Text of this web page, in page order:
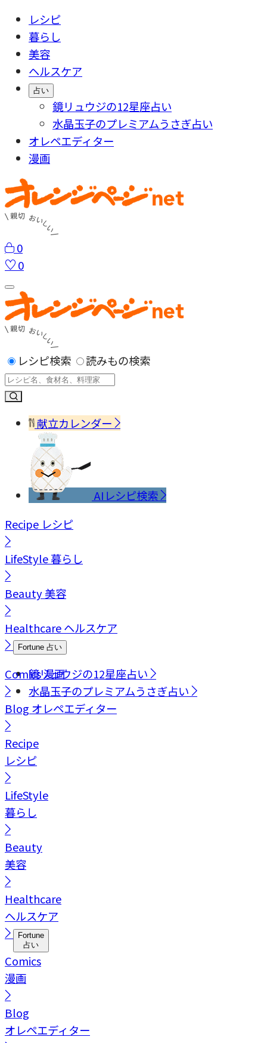
レシピ
暮らし
美容
ヘルスケア
占い
鏡リュウジの12星座占い
水晶玉子のプレミアムうさぎ占い
オレペエディター
漫画
0
0
レシピ検索 読みもの検索
献立カレンダー
AIレシピ検索
Recipe レシピ
LifeStyle暮らし
Beauty美容
Healthcareヘルスケア
Fortune 占い
鏡リュウジの12星座占い
水晶玉子のプレミアムうさぎ占い
Comics漫画
Blog オレペエディター
Recipe
レシピ
LifeStyle
暮らし
Beauty
美容
Healthcare
ヘルスケア
Fortune
占い
Comics
漫画
Blog
オレペエディター